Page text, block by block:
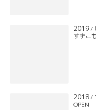
2019 /
すずこ
2018 /
OPEN